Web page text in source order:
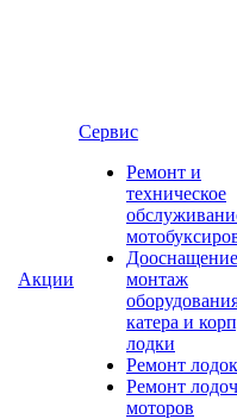
Акции
Сервис
Ремонт и
техническое
монтаж
катера и
лодки
Ремонт
Ремонт
моторов